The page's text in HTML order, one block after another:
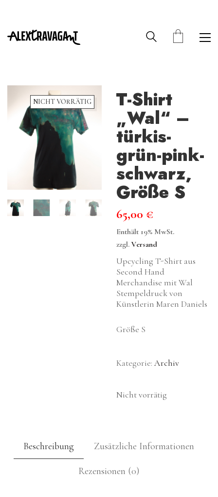
NICHT VORRÄTIG T-Shirt
„Wal“ –
türkis-
grün-pink-
schwarz,
Größe S
65,00 €
Enthält 19% MwSt.
zzgl. Versand
Upcycling T-Shirt aus
Second Hand
Merchandise mit Wal
Stempeldruck von
Künstlerin Maren Daniels
Größe S
Kategorie: Archiv
Nicht vorrätig
Beschreibung Zusätzliche Informationen
Rezensionen (0)